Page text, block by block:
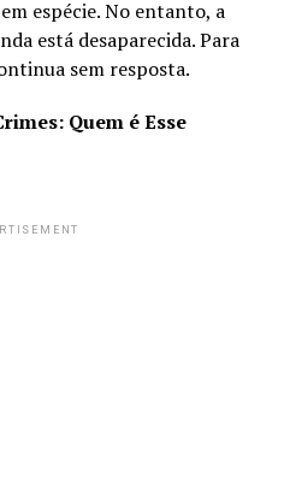
espécie. No entanto, a
está desaparecida. Para
sem resposta.
Quem é Esse